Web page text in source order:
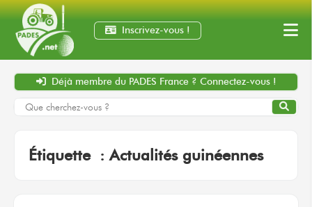
Inscrivez-vous !
Déjà membre du PADES France ? Connectez-vous !
Étiquette :Actualités guinéennes